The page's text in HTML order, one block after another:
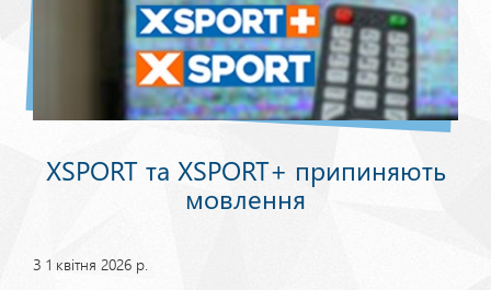
XSPORT та XSPORT+ припиняють
мовлення
З 1 квітня 2026 р.